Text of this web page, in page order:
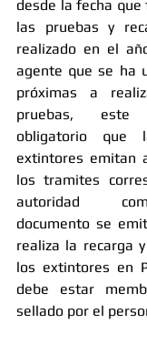
desde la fecha
las pruebas y
realizado en el
agente que se ha
próximas a
pruebas, este
obligatorio que
extintores emitan
los tramites
autoridad
documento se
realiza la recarga
los extintores en
debe estar
sellado por el